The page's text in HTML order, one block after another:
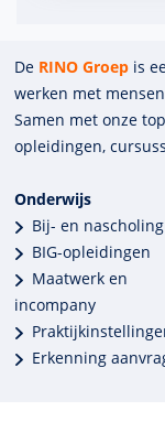
De RINO Groep is
werken met
Samen met onze
opleidingen,
Onderwijs
Bij- en nascholing
BIG-opleidingen
Maatwerk en
incompany
Erkenning